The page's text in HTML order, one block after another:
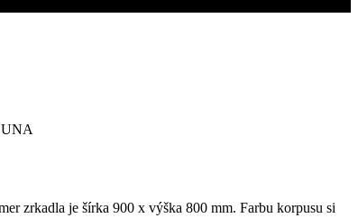
zrkadla je šírka 900 x výška 800 mm. Farbu korpusu si